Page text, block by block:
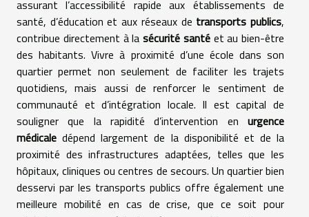
assurant l’accessibilité rapide aux établissements de
santé, d’éducation et aux réseaux de transports publics,
contribue directement à la sécurité santéet au bien-être
des habitants. Vivre à proximité d’une école dans son
quartier permet non seulement de faciliter les trajets
quotidiens, mais aussi de renforcer le sentiment de
communauté et d’intégration locale. Il est capital de
souligner que la rapidité d’intervention en urgence
médicale dépend largement de la disponibilité et de la
proximité des infrastructures adaptées, telles que les
hôpitaux, cliniques ou centres de secours. Un quartier bien
desservi par les transports publics offre également une
meilleure mobilité en cas de crise, que ce soit pour